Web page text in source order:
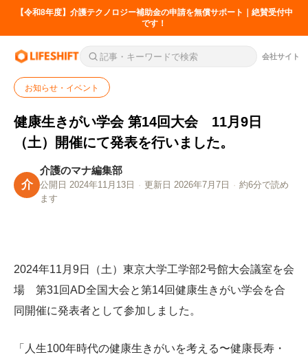
【令和8年度】介護テクノロジー補助金の申請を無償サポート｜絶賛受付中
です！
会社サイト
お知らせ・イベント
健康生きがい学会 第14回大会 11月9日
（土）開催にて発表を行いました。
介
介護のマナ編集部
公開日 2024年11月13日 · 更新日 2026年7月7日 · 約6分で読め
ます
2024年11月9日（土）東京大学工学部2号館大会議室を会
場 第31回AD全国大会と第14回健康生きがい学会を合
同開催に発表者として参加しました。
「人生100年時代の健康生きがいを考える〜健康長寿・